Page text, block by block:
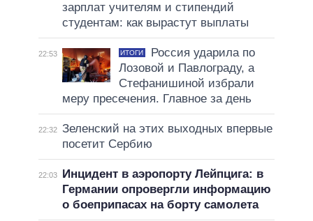
зарплат учителям и стипендий
студентам: как вырастут выплаты
22:53 ИТОГИ
Россия ударила по
Лозовой и Павлограду, а
Стефанишиной избрали
меру пресечения. Главное за день
22:32 Зеленский на этих выходных впервые
посетит Сербию
22:03
Инцидент в аэропорту Лейпцига: в
Германии опровергли информацию
о боеприпасах на борту самолета